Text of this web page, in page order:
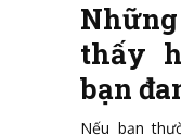
thấy
bạn
Nếu bạn